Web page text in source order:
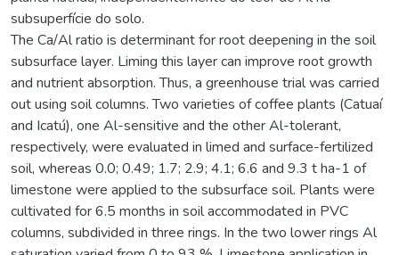
subsuperfície do solo.
The Ca/Al ratio is determinant for root deepening in the soil
subsurface layer. Liming this layer can improve root growth
and nutrient absorption. Thus, a greenhouse trial was carried
out using soil columns. Two varieties of coffee plants (Catuaí
and Icatú), one Al-sensitive and the other Al-tolerant,
respectively, were evaluated in limed and surface-fertilized
soil, whereas 0.0; 0.49; 1.7; 2.9; 4.1; 6.6 and 9.3 t ha-1 of
limestone were applied to the subsurface soil. Plants were
cultivated for 6.5 months in soil accommodated in PVC
columns, subdivided in three rings. In the two lower rings Al